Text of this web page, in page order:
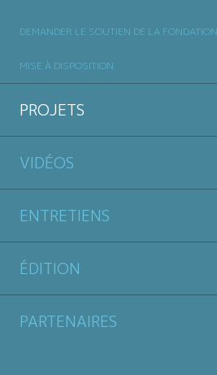
DEMANDER LE SOUTIEN DE LA FONDATION
MISE À DISPOSITION
PROJETS
VIDÉOS
ENTRETIENS
ÉDITION
PARTENAIRES
＆ロマ
墟化した